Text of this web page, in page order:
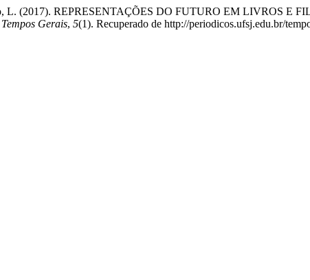
L. (2017). REPRESENTAÇÕES DO FUTURO EM LIVROS
Gerais, 5(1). Recuperado de http://periodicos.ufsj.edu.br/